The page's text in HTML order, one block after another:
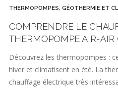
THERMOPOMPES, GÉOTHERMIE ET
COMPRENDRE LE
THERMOPOMPE AIR-AIR
Découvrez les thermopompes :
hiver et climatisent en été. La
chauffage électrique très